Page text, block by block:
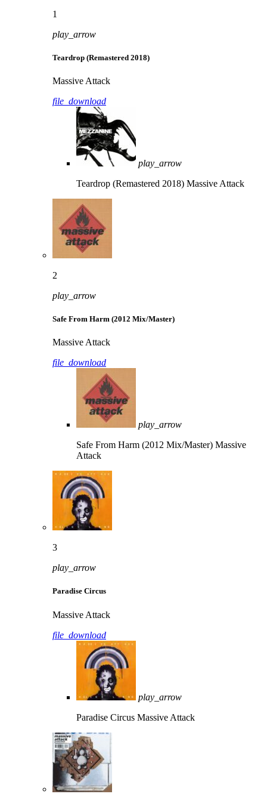
1
play_arrow
Teardrop (Remastered 2018)
Massive Attack
file_download
play_arrow
Teardrop (Remastered 2018) Massive Attack
2
play_arrow
Safe From Harm (2012 Mix/Master)
Massive Attack
file_download
play_arrow
Safe From Harm (2012 Mix/Master) Massive
Attack
3
play_arrow
Paradise Circus
Massive Attack
file_download
play_arrow
Paradise Circus Massive Attack